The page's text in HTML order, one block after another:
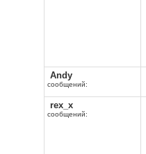
Andy
сообщений:
rex_x
сообщений: